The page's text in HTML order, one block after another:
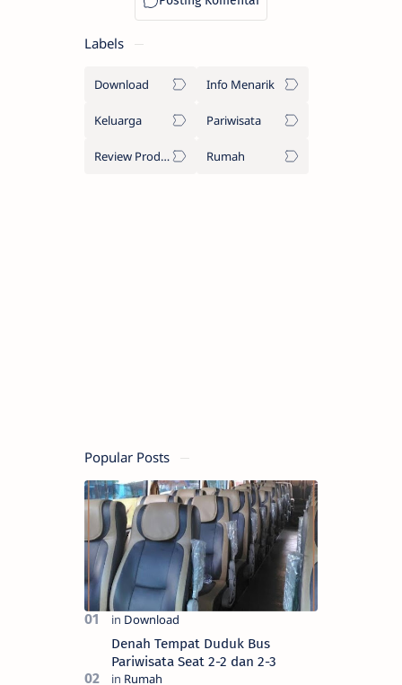
Labels
Download Info Menarik
Keluarga Pariwisata
Review Produk Rumah
Popular Posts
Denah Tempat Duduk Bus
Pariwisata Seat 2-2 dan 2-3